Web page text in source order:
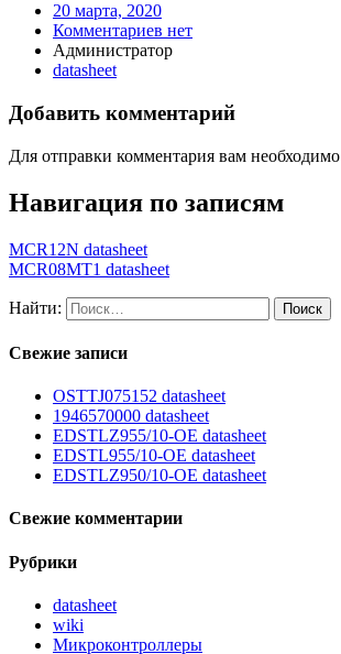
20 марта, 2020
Комментариев нет
Администратор
datasheet
Добавить комментарий
Для отправки комментария вам необходимо
Навигация по записям
MCR12N datasheet
MCR08MT1 datasheet
Найти:
Свежие записи
OSTTJ075152 datasheet
1946570000 datasheet
EDSTLZ955/10-OE datasheet
EDSTL955/10-OE datasheet
EDSTLZ950/10-OE datasheet
Свежие комментарии
Рубрики
datasheet
wiki
Микроконтроллеры